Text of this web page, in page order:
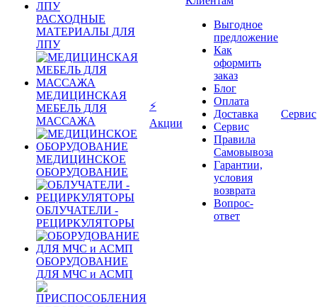
РАСХОДНЫЕ
МАТЕРИАЛЫ ДЛЯ
ЛПУ
МЕДИЦИНСКАЯ
МЕБЕЛЬ ДЛЯ
МАССАЖА
МЕДИЦИНСКОЕ
ОБОРУДОВАНИЕ
ОБЛУЧАТЕЛИ -
РЕЦИРКУЛЯТОРЫ
ОБОРУДОВАНИЕ
ДЛЯ МЧС и АСМП
⚡
Акции
Выгодное
предложение
Как
оформить
заказ
Блог
Оплата
Доставка
Сервис
Правила
Самовывоза
Гарантии,
условия
возврата
Вопрос-
ответ
Сервис